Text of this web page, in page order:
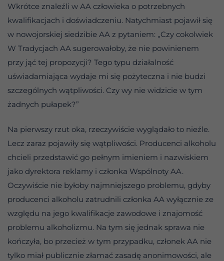
Wkrótce znaleźli w AA człowieka o potrzebnych
kwalifikacjach i doświadczeniu. Natychmiast pojawił się
w nowojorskiej siedzibie AA z pytaniem: „Czy cokolwiek
W Tradycjach AA sugerowałoby, że nie powinienem
przy jąć tej propozycji? Tego typu działalność
uświadamiająca wydaje mi się pożyteczna i nie budzi
szczególnych wątpliwości. Czy wy nie widzicie w tym
żadnych pułapek?”
Na pierwszy rzut oka, rzeczywiście wyglądało to nieźle.
Lecz zaraz pojawiły się wątpliwości. Producenci alkoholu
chcieli przedstawić go pełnym imieniem i nazwiskiem
jako dyrektora reklamy i członka Wspólnoty AA.
Oczywiście nie byłoby najmniejszego problemu, gdyby
producenci alkoholu zatrudnili członka AA wyłącznie ze
względu na jego kwalifikacje zawodowe i znajomość
problemu alkoholizmu. Na tym się jednak sprawa nie
kończyła, bo przecież w tym przypadku, członek AA nie
tylko miał publicznie złamać zasadę anonimowości, ale